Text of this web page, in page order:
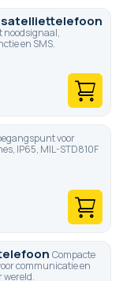
satelliettelefoon
noodsignaal,
en SMS.
voor
IP65, MIL-STD810F
Compacte
communicatie en
wereld.